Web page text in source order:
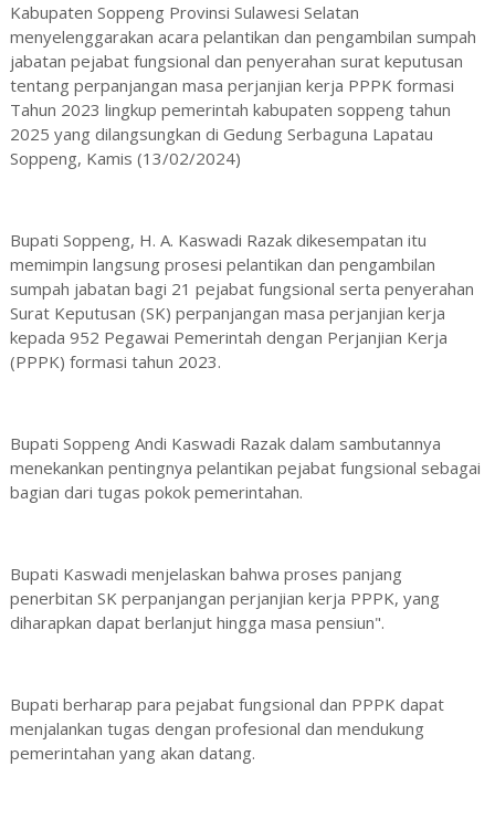
Kabupaten Soppeng Provinsi Sulawesi Selatan
menyelenggarakan acara pelantikan dan pengambilan sumpah
jabatan pejabat fungsional dan penyerahan surat keputusan
tentang perpanjangan masa perjanjian kerja PPPK formasi
Tahun 2023 lingkup pemerintah kabupaten soppeng tahun
2025 yang dilangsungkan di Gedung Serbaguna Lapatau
Soppeng, Kamis (13/02/2024)
Bupati Soppeng, H. A. Kaswadi Razak dikesempatan itu
memimpin langsung prosesi pelantikan dan pengambilan
sumpah jabatan bagi 21 pejabat fungsional serta penyerahan
Surat Keputusan (SK) perpanjangan masa perjanjian kerja
kepada 952 Pegawai Pemerintah dengan Perjanjian Kerja
(PPPK) formasi tahun 2023.
Bupati Soppeng Andi Kaswadi Razak dalam sambutannya
menekankan pentingnya pelantikan pejabat fungsional sebagai
bagian dari tugas pokok pemerintahan.
Bupati Kaswadi menjelaskan bahwa proses panjang
penerbitan SK perpanjangan perjanjian kerja PPPK, yang
diharapkan dapat berlanjut hingga masa pensiun".
Bupati berharap para pejabat fungsional dan PPPK dapat
menjalankan tugas dengan profesional dan mendukung
pemerintahan yang akan datang.